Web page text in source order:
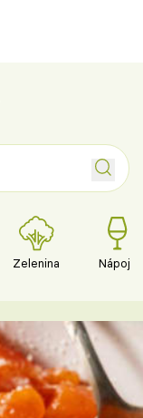
Zelenina Nápoje